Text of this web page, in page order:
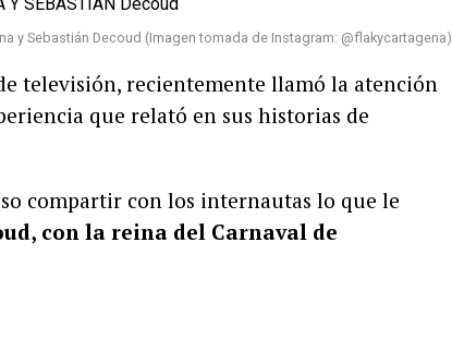
y Sebastián Decoud (Imagen tomada de Instagram: @flakycartagena)
televisión, recientemente llamó la atención
que relató en sus historias de
compartir con los internautas lo que le
con la reina del Carnaval de